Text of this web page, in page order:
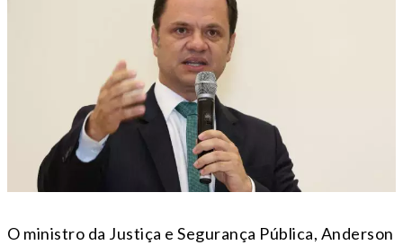
O ministro da Justiça e Segurança Pública, Anderson